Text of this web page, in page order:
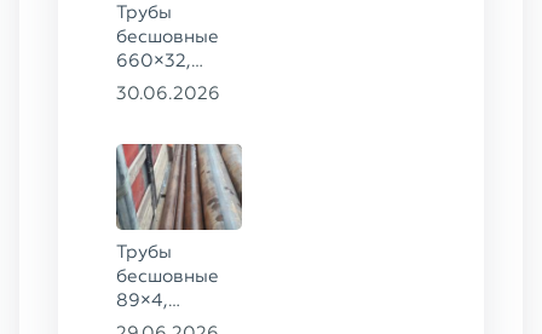
Трубы
бесшовные
660×32,
426×28,
8732-78
сталь 09Г2С
30.06.2026
Трубы
бесшовные
89×4,
203×20,